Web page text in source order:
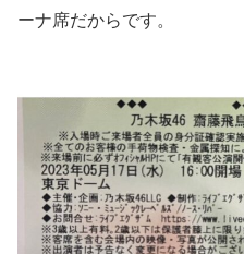
ーナ席だからです。